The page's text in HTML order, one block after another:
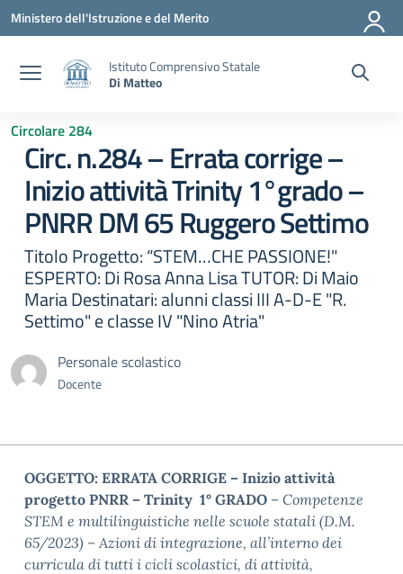
Vai ai contenuti
Vai al menu di navigazione
Vai al footer
Ministero dell'Istruzione e del Merito
Istituto Comprensivo Statale
Di Matteo
Circolare 284
Circ. n.284 – Errata corrige –
Inizio attività Trinity 1°grado –
PNRR DM 65 Ruggero Settimo
Titolo Progetto: “STEM…CHE PASSIONE!"
ESPERTO: Di Rosa Anna Lisa TUTOR: Di Maio
Maria Destinatari: alunni classi III A-D-E "R.
Settimo" e classe IV "Nino Atria"
Personale scolastico
Docente
OGGETTO: ERRATA CORRIGE – Inizio attività
progetto PNRR – Trinity 1° GRADO – Competenze
STEM e multilinguistiche nelle scuole statali (D.M.
65/2023) – Azioni di integrazione, all’interno dei
curricula di tutti i cicli scolastici, di attività,